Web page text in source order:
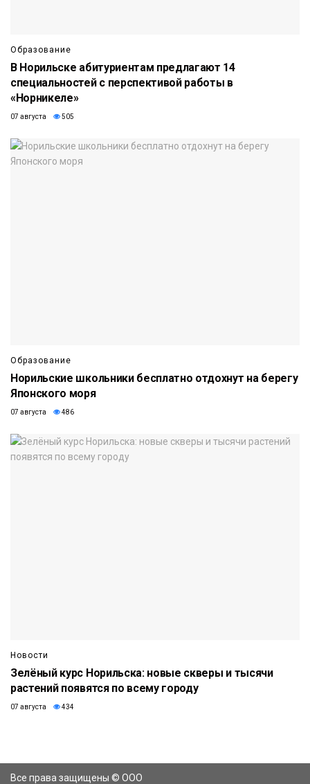
Образование
В Норильске абитуриентам предлагают 14
специальностей с перспективой работы в
«Норникеле»
07 августа 505
Образование
Норильские школьники бесплатно отдохнут на берегу
Японского моря
07 августа 486
Новости
Зелёный курс Норильска: новые скверы и тысячи
растений появятся по всему городу
07 августа 434
Все права защищены © ООО